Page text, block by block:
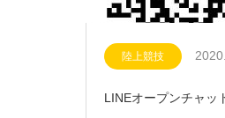
陸上競技
LINEオープンチャッ